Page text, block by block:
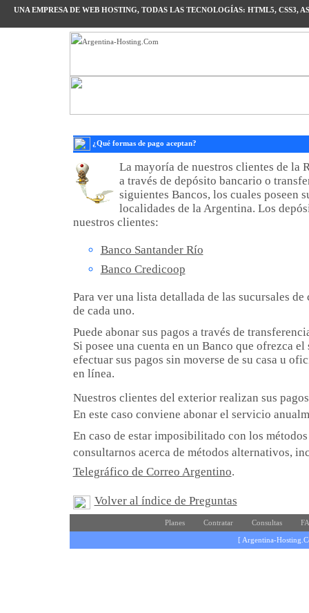
UNA EMPRESA DE WEB HOSTING, TODAS LAS TECNOLOGÍAS: HTML5, CSS3,
¿Qué formas de pago aceptan?
La mayoría de nuestros clientes de la
a través de depósito bancario o
siguientes Bancos, los cuales poseen
localidades de la Argentina. Los
nuestros clientes:
Banco Santander Río
Banco Credicoop
Para ver una lista detallada de las sucursales
de cada uno.
Puede abonar sus pagos a través de
Si posee una cuenta en un Banco que ofrezca
efectuar sus pagos sin moverse de su casa u
en línea.
Nuestros clientes del exterior realizan sus
En este caso conviene abonar el servicio
En caso de estar imposibilitado con los
consultarnos acerca de métodos alternativos,
Telegráfico de Correo Argentino.
Volver al índice de Preguntas
Planes Contratar Consultas
[ Argentina-